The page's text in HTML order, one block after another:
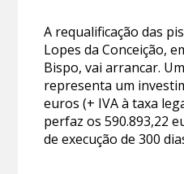
A requalificação das
Lopes da Conceição,
Bispo, vai arrancar.
representa um
euros (+ IVA à taxa
perfaz os 590.893,22
de execução de 300